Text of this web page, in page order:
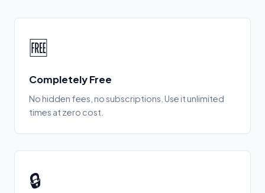
🆓
Completely Free
No hidden fees, no subscriptions. Use it unlimited
times at zero cost.
🔒